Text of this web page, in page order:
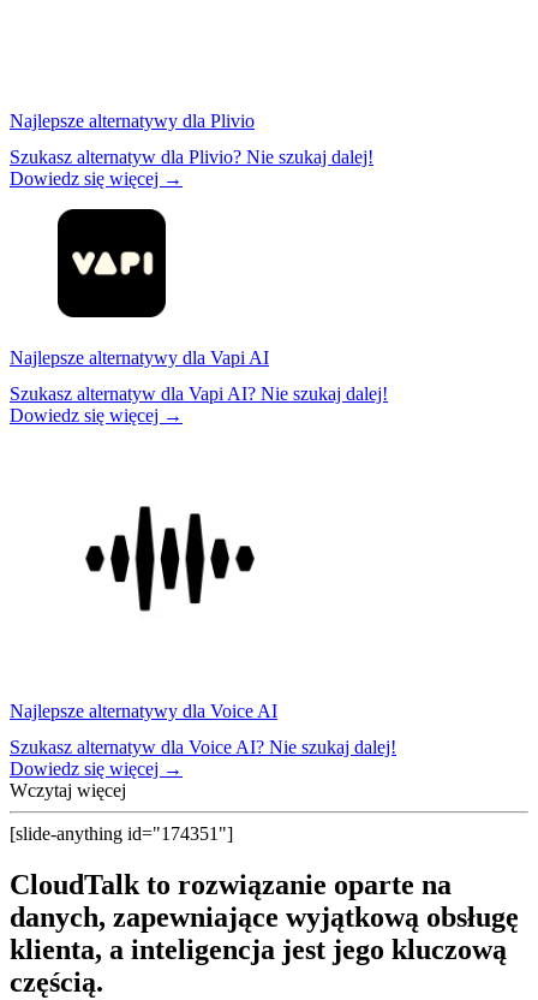
Najlepsze alternatywy dla Plivio
Szukasz alternatyw dla Plivio? Nie szukaj dalej!
Dowiedz się więcej →
Najlepsze alternatywy dla Vapi AI
Szukasz alternatyw dla Vapi AI? Nie szukaj dalej!
Dowiedz się więcej →
Najlepsze alternatywy dla Voice AI
Szukasz alternatyw dla Voice AI? Nie szukaj dalej!
Dowiedz się więcej →
Wczytaj więcej
[slide-anything id="174351"]
CloudTalk to rozwiązanie oparte na
danych, zapewniające wyjątkową obsługę
klienta, a inteligencja jest jego kluczową
częścią.